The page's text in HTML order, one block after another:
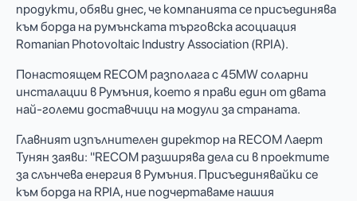
продукти, обяви днес, че компанията се присъединява
към борда на румънската търговска асоциация
Romanian Photovoltaic Industry Association (RPIA).
Понастоящем RECOM разполага с 45MW соларни
инсталации в Румъния, което я прави един от двата
най-големи доставчици на модули за страната.
Главният изпълнителен директор на RECOM Лаерт
Тунян заяви: "RECOM разширява дела си в проектите
за слънчева енергия в Румъния. Присъединявайки се
към борда на RPIA, ние подчертаваме нашия